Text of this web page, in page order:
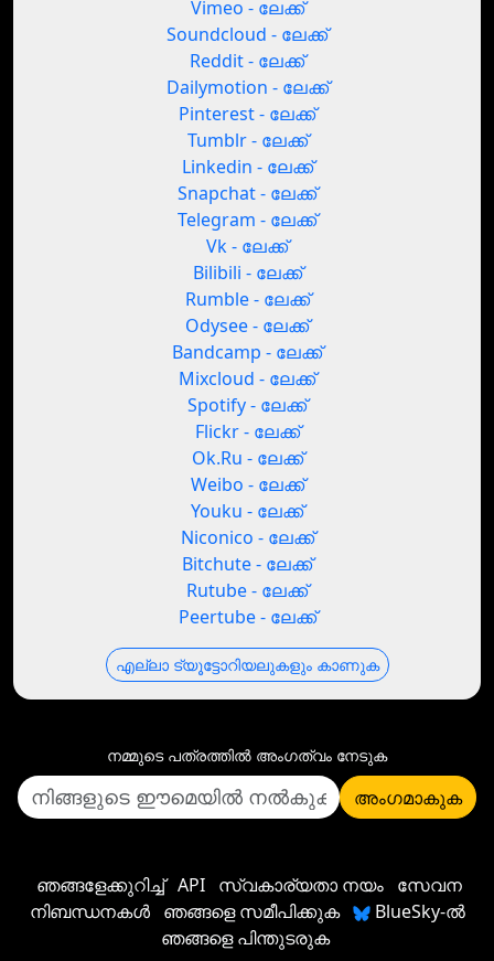
Vimeo - ലേക്ക്
Soundcloud - ലേക്ക്
Reddit - ലേക്ക്
Dailymotion - ലേക്ക്
Pinterest - ലേക്ക്
Tumblr - ലേക്ക്
Linkedin - ലേക്ക്
Snapchat - ലേക്ക്
Telegram - ലേക്ക്
Vk - ലേക്ക്
Bilibili - ലേക്ക്
Rumble - ലേക്ക്
Odysee - ലേക്ക്
Bandcamp - ലേക്ക്
Mixcloud - ലേക്ക്
Spotify - ലേക്ക്
Flickr - ലേക്ക്
Ok.Ru - ലേക്ക്
Weibo - ലേക്ക്
Youku - ലേക്ക്
Niconico - ലേക്ക്
Bitchute - ലേക്ക്
Rutube - ലേക്ക്
Peertube - ലേക്ക്
എല്ലാ ട്യൂട്ടോറിയലുകളും കാണുക
നമ്മുടെ പത്രത്തില്‍ അംഗത്വം നേടുക
അംഗമാകുക
ഞങ്ങളേക്കുറിച്ച് API സ്വകാര്യതാ നയം സേവന
നിബന്ധനകൾ
ഞങ്ങളെ സമീപിക്കുക
BlueSky-ൽ
ഞങ്ങളെ പിന്തുടരുക